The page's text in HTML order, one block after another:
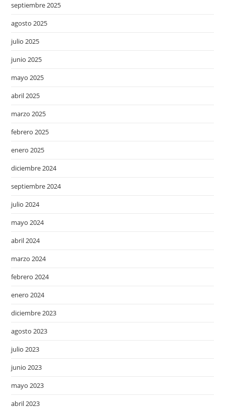
septiembre 2025
agosto 2025
julio 2025
junio 2025
mayo 2025
abril 2025
marzo 2025
febrero 2025
enero 2025
diciembre 2024
septiembre 2024
julio 2024
mayo 2024
abril 2024
marzo 2024
febrero 2024
enero 2024
diciembre 2023
agosto 2023
julio 2023
junio 2023
mayo 2023
abril 2023